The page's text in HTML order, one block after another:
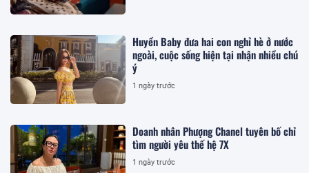
Huyền Baby đưa hai con nghỉ hè ở nước
ngoài, cuộc sống hiện tại nhận nhiều chú
ý
1 ngày trước
Doanh nhân Phượng Chanel tuyên bố chỉ
tìm người yêu thế hệ 7X
1 ngày trước